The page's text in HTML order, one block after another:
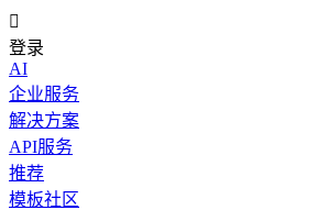

登录
AI
企业服务
解决方案
API服务
推荐
模板社区